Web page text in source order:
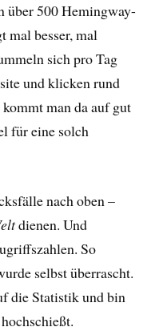
über 500 Hemingway-
mal besser, mal
sich pro Tag
und klicken rund
man da auf gut
für eine solch
nach oben –
dienen. Und
So
selbst überrascht.
die Statistik und bin